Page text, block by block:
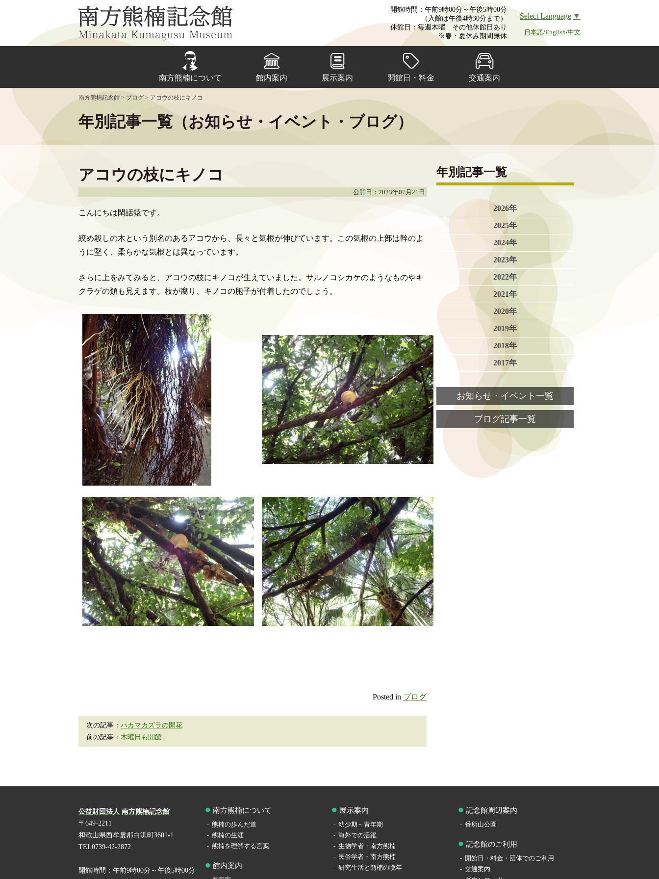
開館時間：午前9時00分～午後5時00分
（入館は午後4時30分まで）
休館日：毎週木曜 その他休館日あり
※春・夏休み期間無休
Select Language ▼
日本語/English/中文
南方熊楠について 館内案内 展示案内 開館日・料金 交通案内
南方熊楠記念館 > ブログ > アコウの枝にキノコ
年別記事一覧（お知らせ・イベント・ブログ）
アコウの枝にキノコ
公開日：2023年07月21日
こんにちは閑話猿です。
絞め殺しの木という別名のあるアコウから、長々と気根が伸びています。この気根の上部は幹のよ
うに堅く、柔らかな気根とは異なっています。
さらに上をみてみると、アコウの枝にキノコが生えていました。サルノコシカケのようなものやキ
クラゲの類も見えます。枝が腐り、キノコの胞子が付着したのでしょう。
Posted in ブログ
次の記事： ハカマカズラの開花
前の記事： 木曜日も開館
年別記事一覧
2026年
2025年
2024年
2023年
2022年
2021年
2020年
2019年
2018年
2017年
お知らせ・イベント一覧
ブログ記事一覧
公益財団法人 南方熊楠記念館
〒649-2211
和歌山県西牟婁郡白浜町3601-1
TEL0739-42-2872
開館時間：午前9時00分～午後5時00分
南方熊楠について
熊楠の歩んだ道
熊楠の生涯
熊楠を理解する言葉
館内案内
展示案内
幼少期～青年期
海外での活躍
生物学者・南方熊楠
民俗学者・南方熊楠
研究生活と熊楠の晩年
記念館周辺案内
番所山公園
記念館のご利用
開館日・料金・団体でのご利用
交通案内